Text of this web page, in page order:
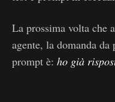
La prossima volta che
agente, la domanda
prompt è: ho già